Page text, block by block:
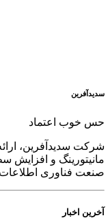
سدید‌آفرین
حس خوب اعتماد
شرکت سدید‌آفرین،
مانیتورینگ و افزایش
صنعت فناوری
آخرین اخبار